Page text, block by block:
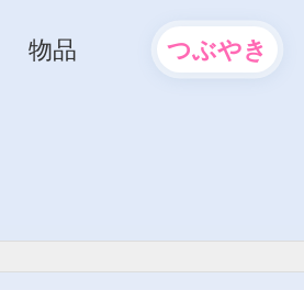
物品 つぶやき